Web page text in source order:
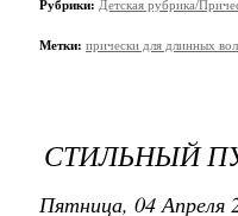
Рубрики: Детская рубрика/
Метки: прически для длинных
СТИЛЬНЫЙ
Пятница, 04 Апреля